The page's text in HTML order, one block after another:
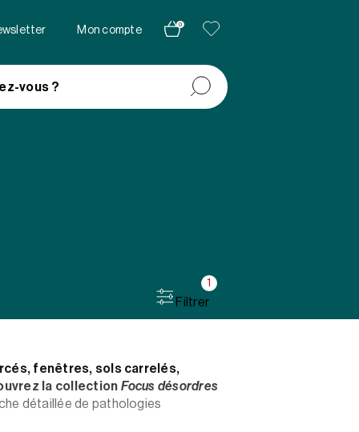
Mon compte
0
vous ?
Filtrer
1
fenêtres, sols carrelés,
la collection Focus désordres
détaillée de pathologies